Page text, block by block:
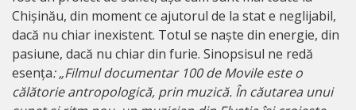
Chișinău, din moment ce ajutorul de la stat e neglijabil,
dacă nu chiar inexistent. Totul se naște din energie, din
pasiune, dacă nu chiar din furie. Sinopsisul ne redă
esența:„Filmul documentar 100 de Movileeste o
călătorie antropologică, prin muzică. În căutarea unui